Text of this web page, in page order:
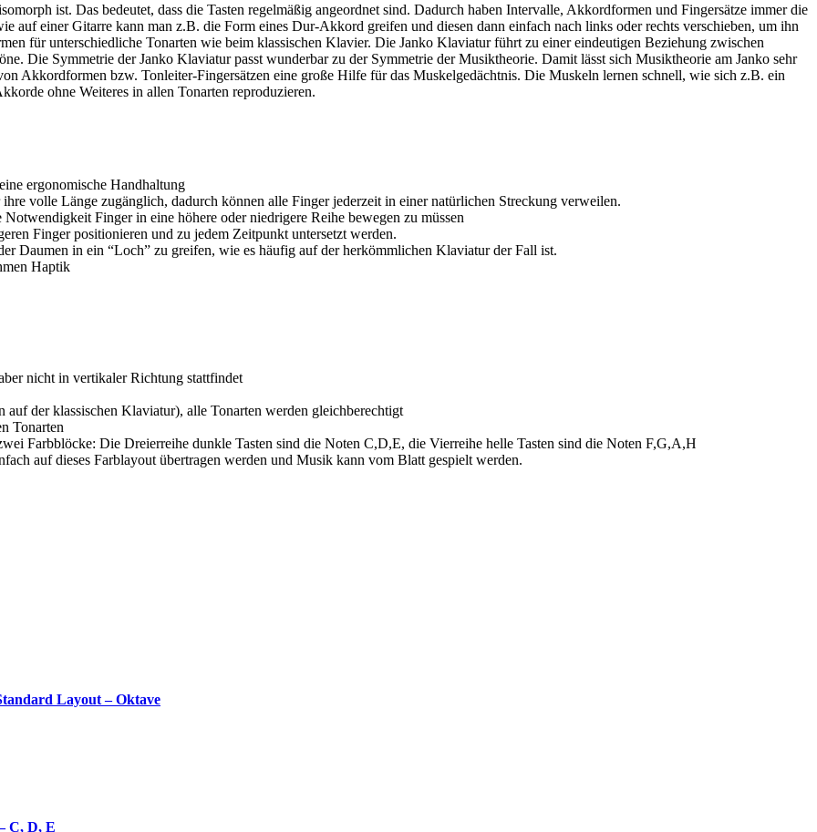
ist. Das bedeutet, dass die Tasten regelmäßig angeordnet sind. Dadurch haben Intervalle, Akkordformen und Fingersätze immer die
auf einer Gitarre kann man z.B. die Form eines Dur-Akkord greifen und diesen dann einfach nach links oder rechts verschieben, um ihn
für unterschiedliche Tonarten wie beim klassischen Klavier. ‎Die Janko Klaviatur führt zu einer eindeutigen Beziehung zwischen
Die Symmetrie der Janko Klaviatur passt wunderbar zu der Symmetrie der Musiktheorie. Damit lässt sich Musiktheorie am Janko sehr
Akkordformen bzw. Tonleiter-Fingersätzen eine große Hilfe für das Muskelgedächtnis. Die Muskeln lernen schnell, wie sich z.B. ein
ohne Weiteres in allen Tonarten reproduzieren.
ergonomische Handhaltung
volle Länge zugänglich, dadurch können alle Finger jederzeit in einer natürlichen Streckung verweilen.
Finger in eine höhere oder niedrigere Reihe bewegen zu müssen
Finger positionieren und zu jedem Zeitpunkt untersetzt werden.
Daumen in ein “Loch” zu greifen, wie es häufig auf der herkömmlichen Klaviatur der Fall ist.
Haptik
nicht in vertikaler Richtung stattfindet
der klassischen Klaviatur), alle Tonarten werden gleichberechtigt
Tonarten
Farbblöcke: Die Dreierreihe dunkle Tasten sind die Noten C,D,E, die Vierreihe helle Tasten sind die Noten F,G,A,H
auf dieses Farblayout übertragen werden und Musik kann vom Blatt gespielt werden.
Layout – Oktave
C, D, E